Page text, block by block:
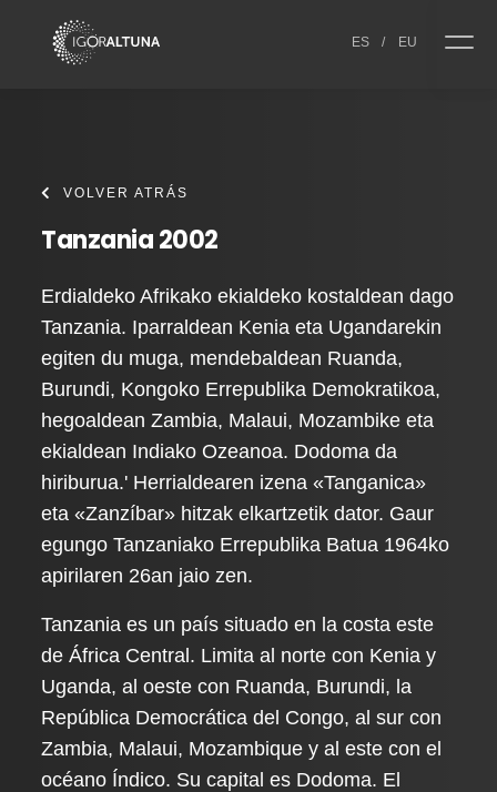
ES / EU
VOLVER ATRÁS
Tanzania 2002
Erdialdeko Afrikako ekialdeko kostaldean dago
Tanzania. Iparraldean Kenia eta Ugandarekin
egiten du muga, mendebaldean Ruanda,
Burundi, Kongoko Errepublika Demokratikoa,
hegoaldean Zambia, Malaui, Mozambike eta
ekialdean Indiako Ozeanoa. Dodoma da
hiriburua.' Herrialdearen izena «Tanganica»
eta «Zanzíbar» hitzak elkartzetik dator. Gaur
egungo Tanzaniako Errepublika Batua 1964ko
apirilaren 26an jaio zen.
Tanzania es un país situado en la costa este
de África Central. Limita al norte con Kenia y
Uganda, al oeste con Ruanda, Burundi, la
República Democrática del Congo, al sur con
Zambia, Malaui, Mozambique y al este con el
océano Índico. Su capital es Dodoma. El